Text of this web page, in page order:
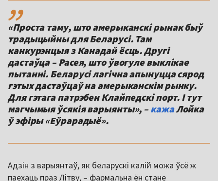
«Проста таму, што амерыканскі рынак быў
традыцыйны для Беларусі. Там
канкурэнцыя з Канадай ёсць. Другі
дастаўца – Расея, што ўвогуле выклікае
пытанні. Беларусі лагічна апынуцца сярод
гэтых дастаўцаў на амерыканскім рынку.
Для гэтага патрэбен Клайпедскі порт. І тут
магчымыя ўсякія варыянты», – кажаЛойка
ў эфіры «Еўрарадыё».
Адзін з варыянтаў, як беларускі калій можа ўсё ж
паехаць праз Літву, – фармальна ён стане